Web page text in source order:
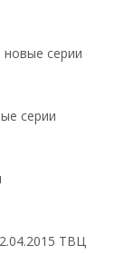
серии
серии
ТВЦ